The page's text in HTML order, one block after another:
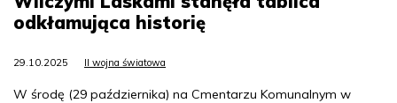
odkłamująca historię
29.10.2025 II wojna światowa
W środę (29 października) na Cmentarzu Komunalnym w